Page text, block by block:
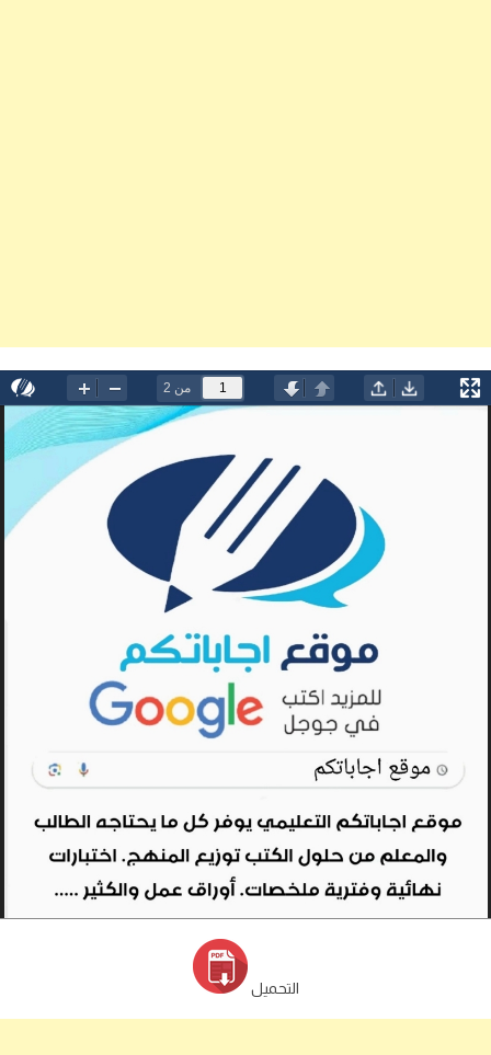
التحميل